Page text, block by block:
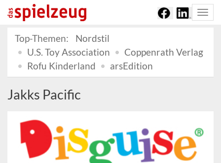
Top-Themen:
Nordstil
U.S. Toy Association
Coppenrath Verlag
Rofu Kinderland
arsEdition
Jakks Pacific